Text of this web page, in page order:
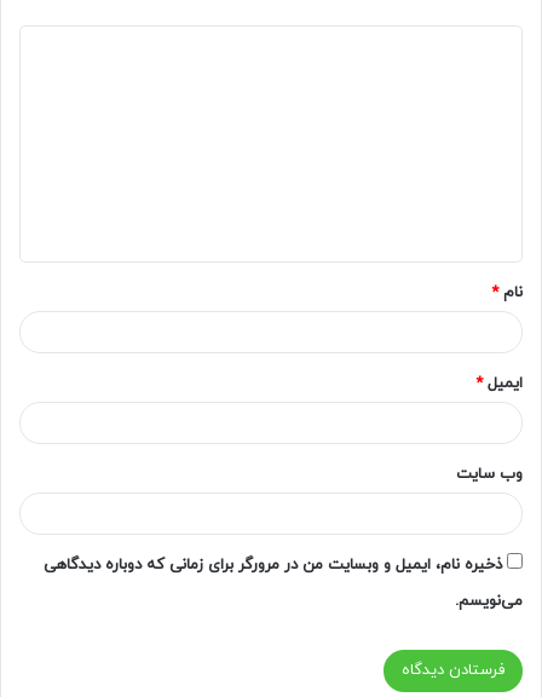
*
نام*
ایمیل*
وب‌ سایت
ذخیره نام، ایمیل و وبسایت من در مرورگر برای زمانی که دوباره دیدگاهی
می‌نویسم.